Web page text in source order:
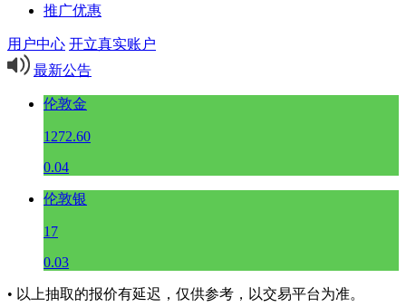
推广优惠
用户中心 开立真实账户
最新公告
伦敦金
1272.60
0.04
伦敦银
17
0.03
• 以上抽取的报价有延迟，仅供参考，以交易平台为准。